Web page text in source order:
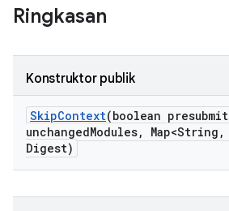
Ringkasan
Konstruktor publik
SkipContext(boolean presubmit
unchangedModules, Map<String ,
Digest)